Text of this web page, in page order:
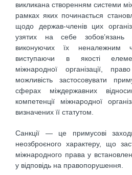
викликана створенням системи
рамках яких починається
щодо держав-членів цих
узятих на себе зобов’язань
виконуючих їх неналежним
виступаючи в якості
міжнародної організації,
можливість застосовувати
сферах міждержавних
компетенції міжнародної
визначених її статутом.
Санкції — це примусові
неозброєного характеру, що
міжнародного права у
у відповідь на правопорушення.